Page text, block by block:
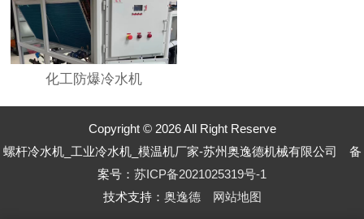
化工防爆冷水机
Copyright © 2026 All Right Reserve
螺杆冷水机_工业冷水机_模温机厂家-苏州奥逸德机械有限公司 备
案号： 苏ICP备2021025319号-1
技术支持： 奥逸德 网站地图